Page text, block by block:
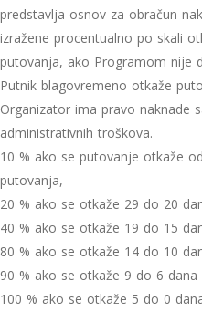
predstavlja osnov za obračun
izražene procentualno po skali
putovanja, ako Programom nije
Putnik blagovremeno otkaže
Organizator ima pravo naknade
administrativnih troškova.
10 % ako se putovanje otkaže
putovanja,
20 % ako se otkaže 29 do 20
40 % ako se otkaže 19 do 15
80 % ako se otkaže 14 do 10
90 % ako se otkaže 9 do 6
100 % ako se otkaže 5 do 0